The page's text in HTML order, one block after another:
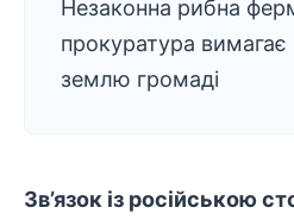
Незаконна рибна
прокуратура вимагає
землю громаді
Зв’язок із російською